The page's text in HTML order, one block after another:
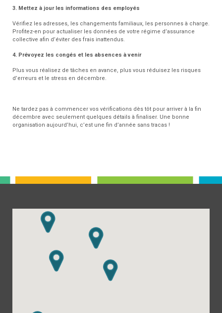
3. Mettez à jour les informations des employés
Vérifiez les adresses, les changements familiaux, les personnes à charge.
Profitez-en pour actualiser les données de votre régime d’assurance
collective afin d’éviter des frais inattendus.
4. Prévoyez les congés et les absences à venir
Plus vous réalisez de tâches en avance, plus vous réduisez les risques
d’erreurs et le stress en décembre.
Ne tardez pas à commencer vos vérifications dès tôt pour arriver à la fin
décembre avec seulement quelques détails à finaliser. Une bonne
organisation aujourd’hui, c’est une fin d’année sans tracas !